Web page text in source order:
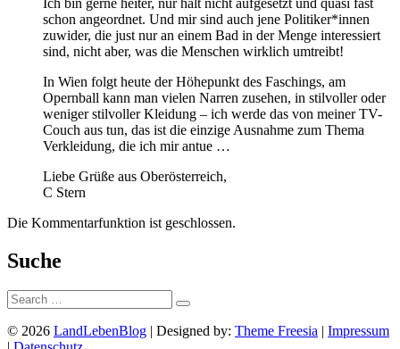
schon angeordnet. Und mir sind auch jene Politiker*innen
zuwider, die just nur an einem Bad in der Menge interessiert
sind, nicht aber, was die Menschen wirklich umtreibt!
In Wien folgt heute der Höhepunkt des Faschings, am
Opernball kann man vielen Narren zusehen, in stilvoller oder
weniger stilvoller Kleidung – ich werde das von meiner TV-
Couch aus tun, das ist die einzige Ausnahme zum Thema
Verkleidung, die ich mir antue …
Liebe Grüße aus Oberösterreich,
C Stern
Die Kommentarfunktion ist geschlossen.
Suche
Suche:
© 2026 LandLebenBlog | Designed by: Theme Freesia | Impressum